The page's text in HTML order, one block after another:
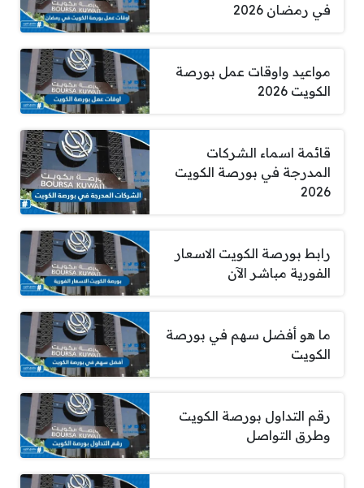
في رمضان 2026
مواعيد واوقات عمل بورصة
الكويت 2026
قائمة اسماء الشركات
المدرجة في بورصة الكويت
2026
رابط بورصة الكويت الاسعار
الفورية مباشر الآن
ما هو أفضل سهم في بورصة
الكويت
رقم التداول بورصة الكويت
وطرق التواصل